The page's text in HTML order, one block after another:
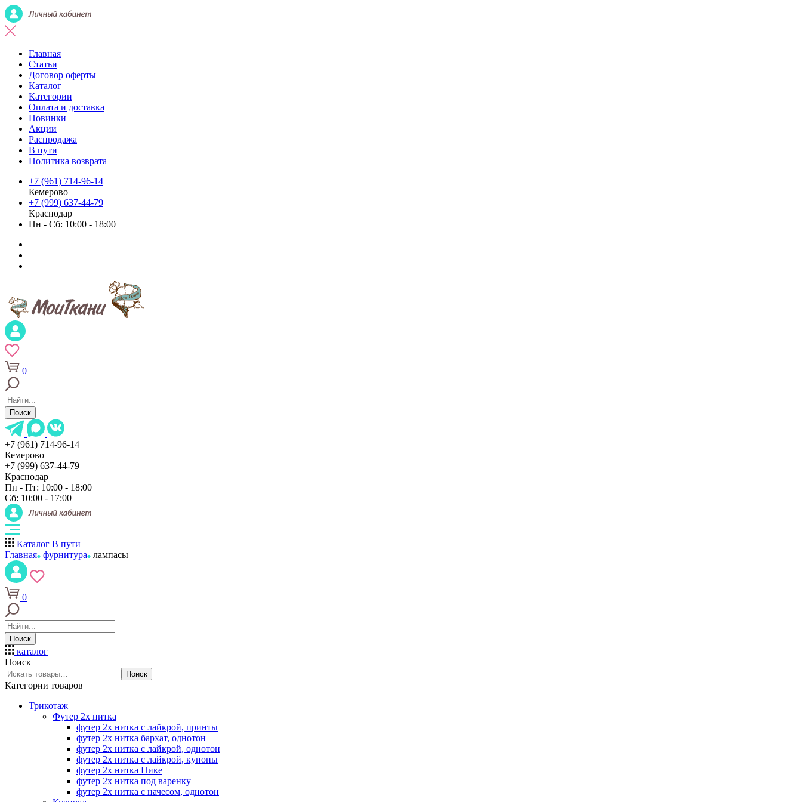
Главная
Статьи
Договор оферты
Каталог
Категории
Оплата и доставка
Новинки
Акции
Распродажа
В пути
Политика возврата
+7 (961) 714-96-14
Кемерово
+7 (999) 637-44-79
Краснодар
Пн - Сб: 10:00 - 18:00
0
Поиск
+7 (961) 714-96-14
Кемерово
+7 (999) 637-44-79
Краснодар
Пн - Пт: 10:00 - 18:00
Сб: 10:00 - 17:00
Каталог В пути
Главная фурнитура лампасы
0
Поиск
каталог
Поиск
Поиск
Категории товаров
Трикотаж
Футер 2х нитка
футер 2х нитка с лайкрой, принты
футер 2х нитка бархат, однотон
футер 2х нитка с лайкрой, однотон
футер 2х нитка с лайкрой, купоны
футер 2х нитка Пике
футер 2х нитка под варенку
футер 2х нитка с начесом, однотон